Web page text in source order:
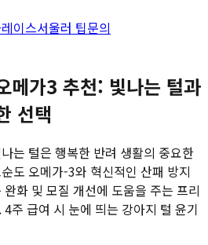
이스서울러 팁문의
메가3 추천: 빛나는 털과
선택
는 털은 행복한 반려 생활의 중요한
도 오메가-3와 혁신적인 산패 방지
화 및 모질 개선에 도움을 주는 프리
주 급여 시 눈에 띄는 강아지 털 윤기